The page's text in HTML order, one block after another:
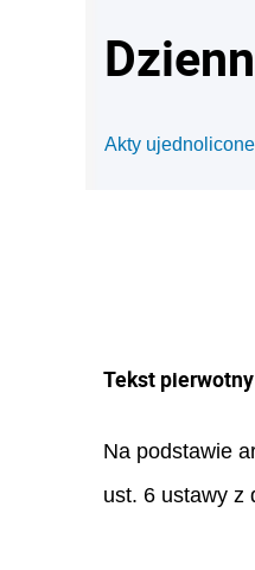
Akty ujednolicone
Tekst pierwotny
Na podstawie
ust. 6 ustawy z